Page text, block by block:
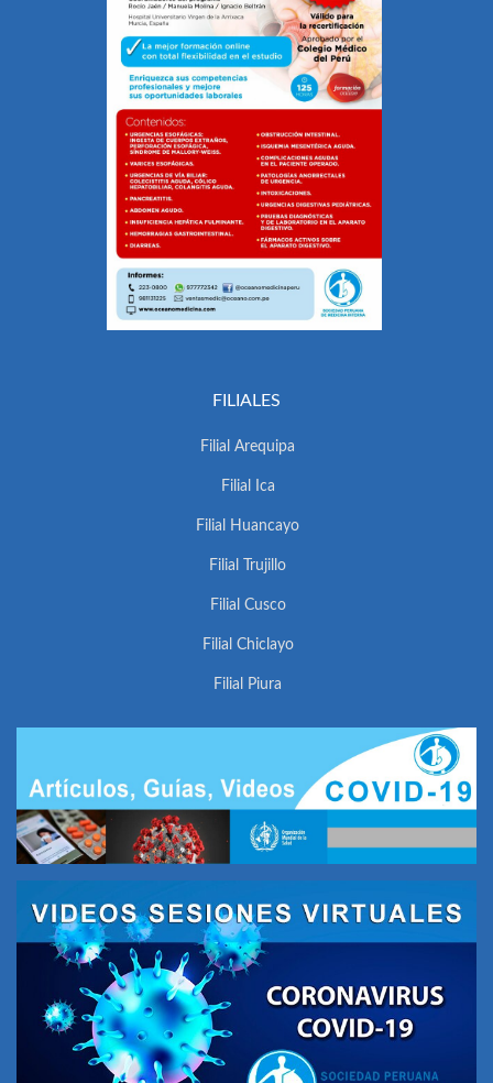
FILIALES
Filial Arequipa
Filial Ica
Filial Huancayo
Filial Trujillo
Filial Cusco
Filial Chiclayo
Filial Piura